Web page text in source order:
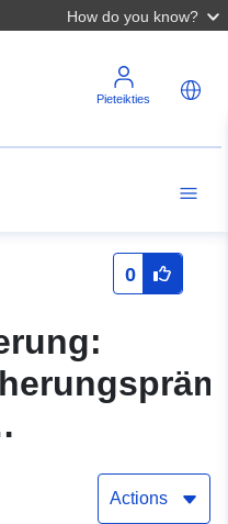
How do you know?
Pieteikties
0
und
Actions